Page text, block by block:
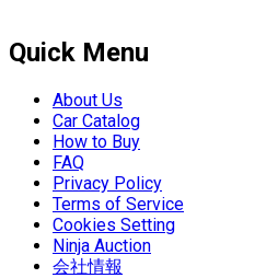
Quick Menu
About Us
Car Catalog
How to Buy
FAQ
Privacy Policy
Terms of Service
Cookies Setting
Ninja Auction
会社情報